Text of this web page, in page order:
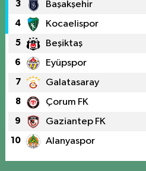
3 Başakşehir
4 Kocaelispor
5 Beşiktaş
6 Eyüpspor
7 Galatasaray
8 Çorum FK
9 Gaziantep FK
10 Alanyaspor